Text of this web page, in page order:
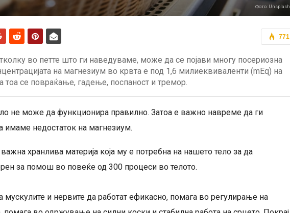
Фото: Unsplash
771
во петте што ги наведуваме, може да се појави многу посериозна
на магнезиум во крвта е под 1,6 милиеквиваленти (mEq) на
тоа се повраќање, гадење, поспаност и тремор.
не може да функционира правилно. Затоа е важно навреме да ги
имаме недостаток на магнезиум.
хранлива материја која му е потребна на нашето тело за да
за помош во повеќе од 300 процеси во телото.
и нервите да работат ефикасно, помага во регулирање на